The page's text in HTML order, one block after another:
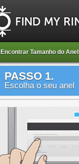
Encontrar Tamanho do Anel
PASSO 1.
Escolha o seu anel